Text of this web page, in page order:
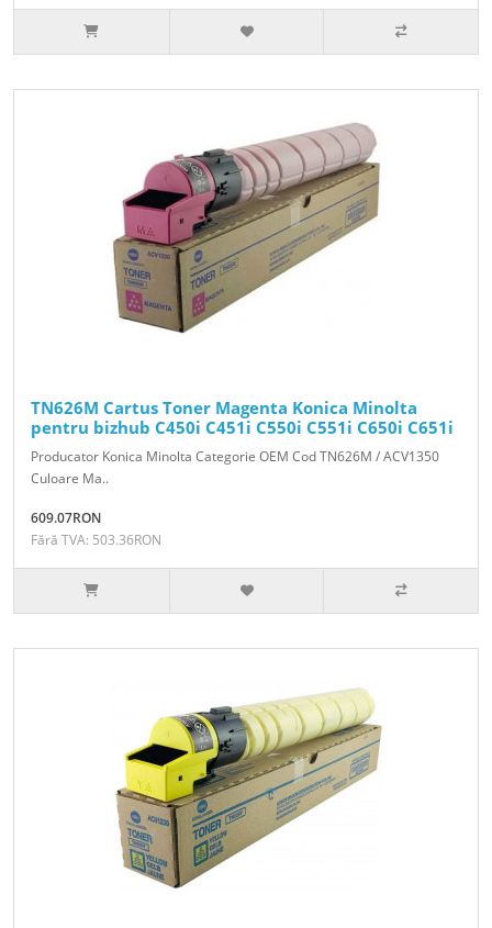
TN626M Cartus Toner Magenta Konica Minolta
pentru bizhub C450i C451i C550i C551i C650i C651i
Producator Konica Minolta Categorie OEM Cod TN626M / ACV1350
Culoare Ma..
609.07RON
Fără TVA: 503.36RON